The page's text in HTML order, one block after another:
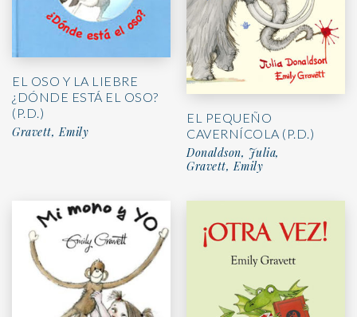
EL OSO Y LA LIEBRE
¿DÓNDE ESTÁ EL OSO?
(P.D.)
Gravett, Emily
EL PEQUEÑO
CAVERNÍCOLA (P.D.)
Donaldson, Julia,
Gravett, Emily